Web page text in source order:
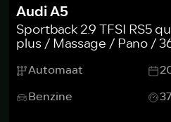
Audi A5
Sportback 2.9 TFSI RS5
plus / Massage / Pano /
Automaat
Benzine